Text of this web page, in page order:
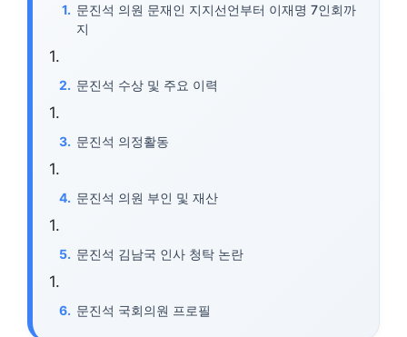
문진석 의원 문재인 지지선언부터 이재명 7인회까
지
문진석 수상 및 주요 이력
문진석 의정활동
문진석 의원 부인 및 재산
문진석 김남국 인사 청탁 논란
문진석 국회의원 프로필